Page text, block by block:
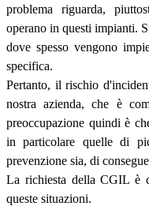
problema riguarda,
operano in questi impianti.
dove spesso vengono
specifica.
Pertanto, il rischio
nostra azienda, che è
preoccupazione quindi è
in particolare quelle di
prevenzione sia, di
La richiesta della CGIL è
queste situazioni.